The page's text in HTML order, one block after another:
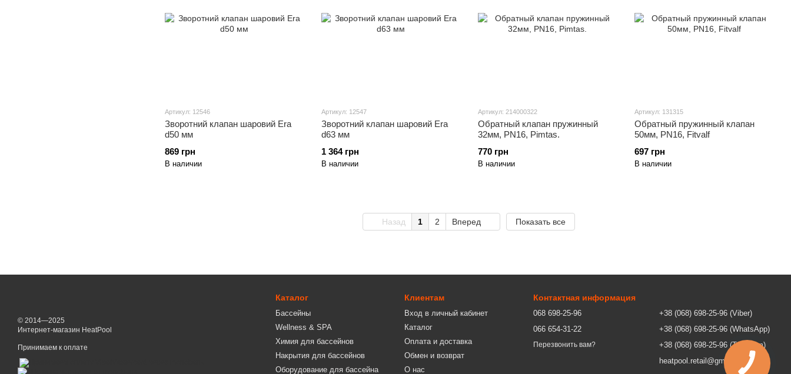
Артикул: 12546
Зворотний клапан шаровий Era
d50 мм
869 грн
В наличии
Артикул: 12547
Зворотний клапан шаровий Era
d63 мм
1 364 грн
В наличии
Артикул: 214000322
Обратный клапан пружинный
32мм, PN16, Pimtas.
770 грн
В наличии
Артикул: 131315
Обратный пружинный клапан
50мм, PN16, Fitvalf
697 грн
В наличии
Назад 1 2 Вперед Показать все
© 2014—2025
Интернет-магазин HeatPool
Принимаем к оплате
Каталог
Бассейны
Wellness & SPA
Химия для бассейнов
Накрытия для бассейнов
Оборудование для бассейна
Клиентам
Вход в личный кабинет
Каталог
Оплата и доставка
Обмен и возврат
О нас
Контактная информация
068 698-25-96
066 654-31-22
Перезвонить вам?
+38 (068) 698-25-96 (Viber)
+38 (068) 698-25-96 (WhatsApp)
+38 (068) 698-25-96 (Telegram)
heatpool.retail@gmail.com